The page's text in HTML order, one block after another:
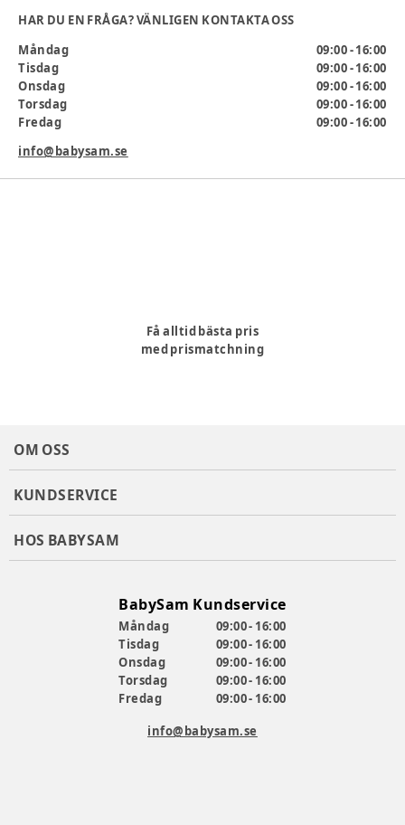
HAR DU EN FRÅGA? VÄNLIGEN KONTAKTA OSS
Måndag
09:00 - 16:00
Tisdag
09:00 - 16:00
Onsdag
09:00 - 16:00
Torsdag
09:00 - 16:00
Fredag
09:00 - 16:00
info@babysam.se
Få alltid bästa pris
med prismatchning
OM OSS
KUNDSERVICE
HOS BABYSAM
BabySam Kundservice
Måndag
09:00 - 16:00
Tisdag
09:00 - 16:00
Onsdag
09:00 - 16:00
Torsdag
09:00 - 16:00
Fredag
09:00 - 16:00
info@babysam.se